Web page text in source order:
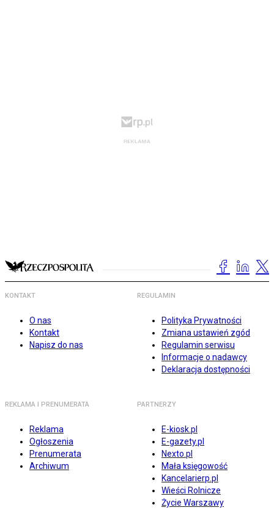
KONTAKT
O nas
Kontakt
Napisz do nas
REGULAMIN
Polityka Prywatności
Zmiana ustawień zgód
Regulamin serwisu
Informacje o nadawcy
Deklaracja dostępności
REKLAMA I PRENUMERATA
Reklama
Ogłoszenia
Prenumerata
Archiwum
PARTNERZY
E-kiosk.pl
E-gazety.pl
Nexto.pl
Mała księgowość
Kancelarierp.pl
Wieści Rolnicze
Życie Warszawy